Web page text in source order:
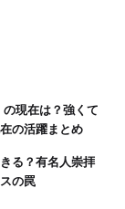
の活躍まとめ
の罠